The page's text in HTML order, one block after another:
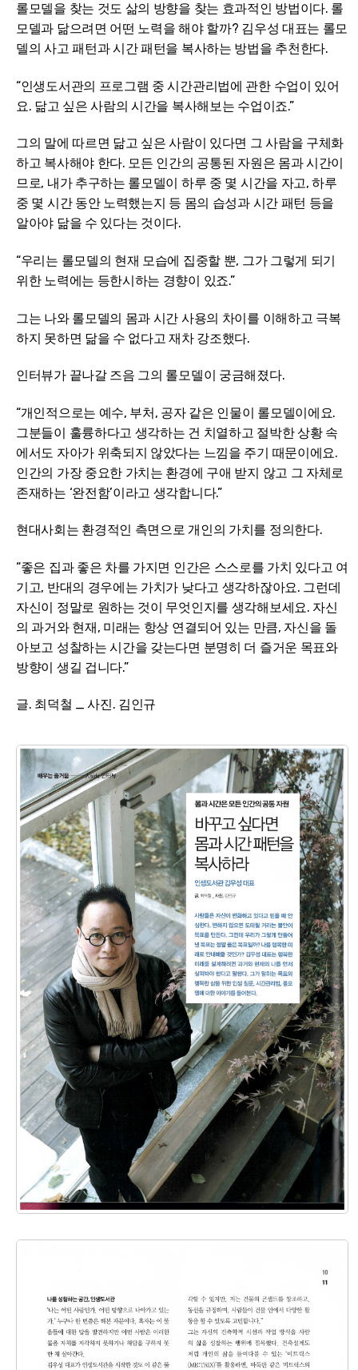
롤모델을 찾는 것도 삶의 방향을 찾는 효과적인 방법이다. 롤
모델과 닮으려면 어떤 노력을 해야 할까? 김우성 대표는 롤모
델의 사고 패턴과 시간 패턴을 복사하는 방법을 추천한다.
“인생도서관의 프로그램 중 시간관리법에 관한 수업이 있어
요. 닮고 싶은 사람의 시간을 복사해보는 수업이죠.”
그의 말에 따르면 닮고 싶은 사람이 있다면 그 사람을 구체화
하고 복사해야 한다. 모든 인간의 공통된 자원은 몸과 시간이
므로, 내가 추구하는 롤모델이 하루 중 몇 시간을 자고, 하루
중 몇 시간 동안 노력했는지 등 몸의 습성과 시간 패턴 등을
알아야 닮을 수 있다는 것이다.
“우리는 롤모델의 현재 모습에 집중할 뿐, 그가 그렇게 되기
위한 노력에는 등한시하는 경향이 있죠.”
그는 나와 롤모델의 몸과 시간 사용의 차이를 이해하고 극복
하지 못하면 닮을 수 없다고 재차 강조했다.
인터뷰가 끝나갈 즈음 그의 롤모델이 궁금해졌다.
“개인적으로는 예수, 부처, 공자 같은 인물이 롤모델이에요.
그분들이 훌륭하다고 생각하는 건 치열하고 절박한 상황 속
에서도 자아가 위축되지 않았다는 느낌을 주기 때문이에요.
인간의 가장 중요한 가치는 환경에 구애 받지 않고 그 자체로
존재하는 ‘완전함’이라고 생각합니다.”
현대사회는 환경적인 측면으로 개인의 가치를 정의한다.
“좋은 집과 좋은 차를 가지면 인간은 스스로를 가치 있다고 여
기고, 반대의 경우에는 가치가 낮다고 생각하잖아요. 그런데
자신이 정말로 원하는 것이 무엇인지를 생각해보세요. 자신
의 과거와 현재, 미래는 항상 연결되어 있는 만큼, 자신을 돌
아보고 성찰하는 시간을 갖는다면 분명히 더 즐거운 목표와
방향이 생길 겁니다.”
글. 최덕철 _ 사진. 김인규